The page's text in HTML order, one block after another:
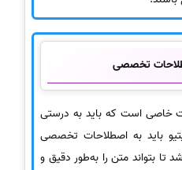
تخصصی
خاصی است که باید به درستی
باید به اصطلاحات تخصصی
تا بتواند متن را به‌طور دقیق و